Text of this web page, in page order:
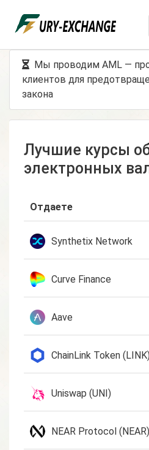
Мы проводим AML —
клиентов для
закона
Лучшие курсы
электронных
Отдаете
Synthetix Network
Curve Finance
Aave
ChainLink Token (LINK)
Uniswap (UNI)
NEAR Protocol (NEAR)